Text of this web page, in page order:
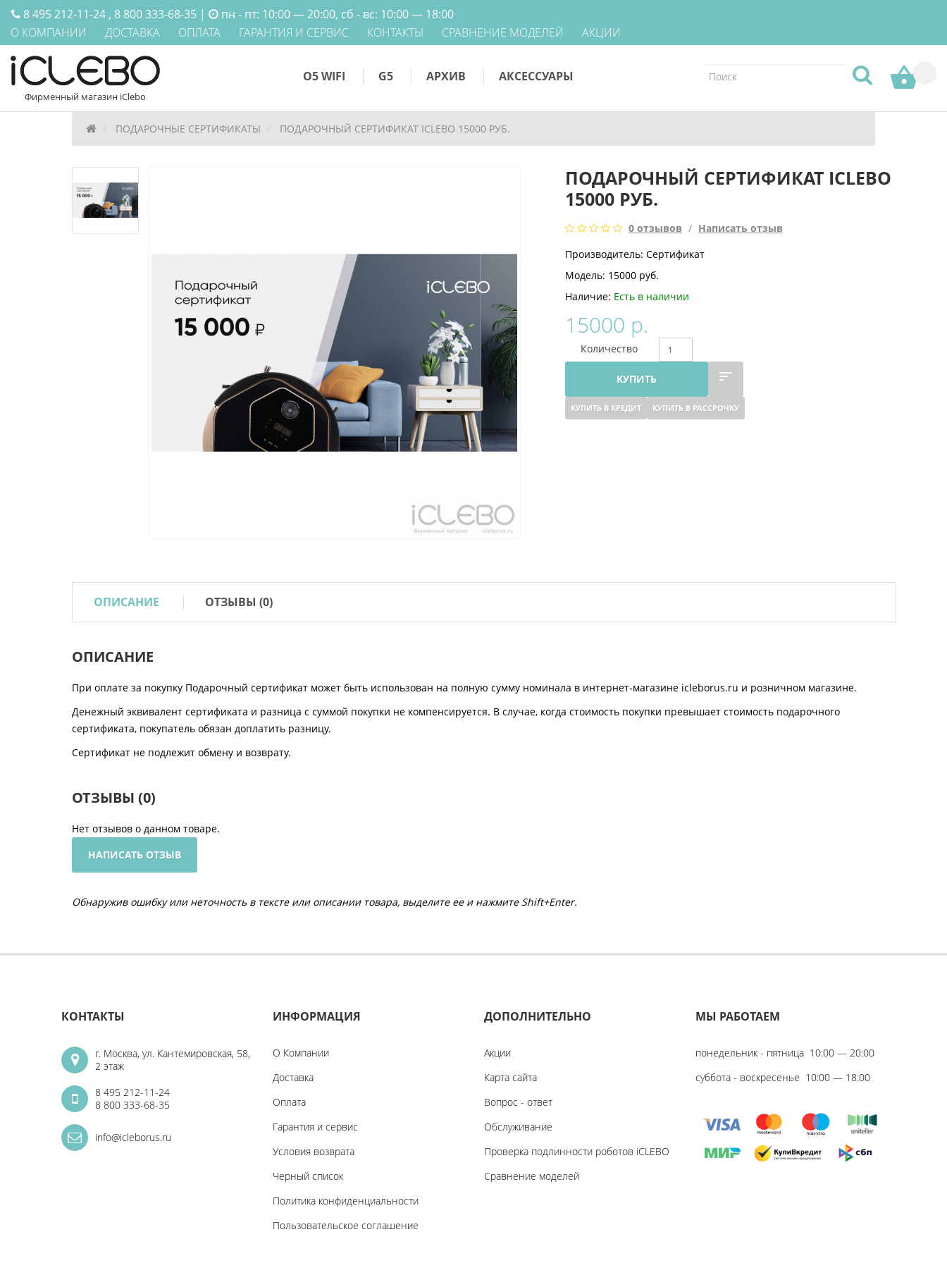
О КОМПАНИИ ДОСТАВКА ОПЛАТА ГАРАНТИЯ И СЕРВИС КОНТАКТЫ СРАВНЕНИЕ МОДЕЛЕЙ АКЦИИ
8 495 212-11-24 , 8 800 333-68-35 | пн - пт: 10:00 — 20:00, сб - вс: 10:00 — 18:00
Фирменный магазин iClebo
O5 WIFI G5 АРХИВ АКСЕССУАРЫ
ПОДАРОЧНЫЕ СЕРТИФИКАТЫ ПОДАРОЧНЫЙ СЕРТИФИКАТ ICLEBO 15000 РУБ.
ПОДАРОЧНЫЙ СЕРТИФИКАТ ICLEBO
15000 РУБ.
0 отзывов / Написать отзыв
Производитель: Сертификат
Модель: 15000 руб.
Наличие: Есть в наличии
15000 р.
Количество
КУПИТЬ
КУПИТЬ В КРЕДИТ КУПИТЬ В РАССРОЧКУ
ОПИСАНИЕ ОТЗЫВЫ (0)
ОПИСАНИЕ
При оплате за покупку Подарочный сертификат может быть использован на полную сумму номинала в интернет-магазине icleborus.ru и розничном магазине.
Денежный эквивалент сертификата и разница с суммой покупки не компенсируется. В случае, когда стоимость покупки превышает стоимость подарочного
сертификата, покупатель обязан доплатить разницу.
Сертификат не подлежит обмену и возврату.
ОТЗЫВЫ (0)
Нет отзывов о данном товаре.
НАПИСАТЬ ОТЗЫВ
Обнаружив ошибку или неточность в тексте или описании товара, выделите ее и нажмите Shift+Enter.
КОНТАКТЫ
г. Москва, ул. Кантемировская, 58,
2 этаж
8 495 212-11-24
8 800 333-68-35
info@icleborus.ru
ИНФОРМАЦИЯ
О Компании
Доставка
Оплата
Гарантия и сервис
Условия возврата
Черный список
Политика конфиденциальности
Пользовательское соглашение
ДОПОЛНИТЕЛЬНО
Акции
Карта сайта
Вопрос - ответ
Обслуживание
Проверка подлинности роботов iCLEBO
Сравнение моделей
МЫ РАБОТАЕМ
понедельник - пятница 10:00 — 20:00
суббота - воскресенье 10:00 — 18:00